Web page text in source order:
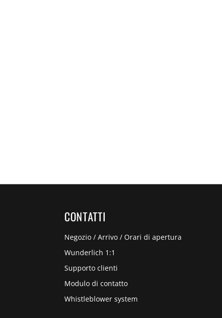
CONTATTI
Negozio / Arrivo / Orari di apertura
Wunderlich 1:1
Supporto clienti
Modulo di contatto
Whistleblower system